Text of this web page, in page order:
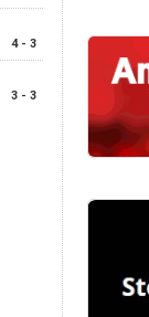
4 - 3
3 - 3